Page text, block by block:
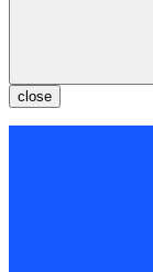
close